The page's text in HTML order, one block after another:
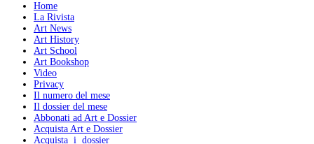
Home
La Rivista
Art News
Art History
Art School
Art Bookshop
Video
Privacy
Il numero del mese
Il dossier del mese
Abbonati ad Art e Dossier
Acquista Art e Dossier
Acquista i dossier